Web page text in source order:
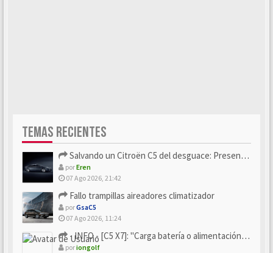
TEMAS RECIENTES
Salvando un Citroën C5 del desguace: Presentación y seguimiento
porEren
07 Ago 2026, 21:42
Fallo trampillas aireadores climatizador
porGsaC5
07 Ago 2026, 11:24
- INFO - [C5 X7]: "Carga batería o alimentación eléctri...
poriongolf